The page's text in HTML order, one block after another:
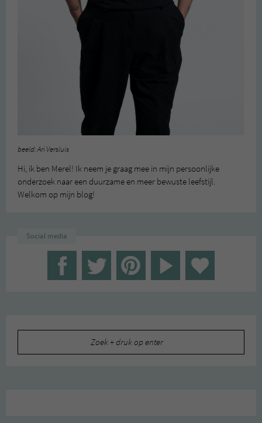
beeld: Ari Versluis
Hi, ik ben Merel! Ik neem je graag mee in mijn persoonlijke
onderzoek naar een duurzame en meer bewuste leefstijl.
Welkom op mijn blog!
Social media